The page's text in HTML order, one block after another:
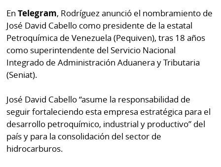
Cero
KM
Corprensa
Fácil
⌾
Hoy
por
⌾
Picante
⌾
Repregunta
⌾
Tal
Cual
⌾
Sabrina
Sin
Censura
EnTelegram, Rodríguez anunció el nombramiento de
José David Cabello como presidente de la estatal
Petroquímica de Venezuela (Pequiven), tras 18 años
como superintendente del Servicio Nacional
Integrado de Administración Aduanera y Tributaria
(Seniat).
José David Cabello “asume la responsabilidad de
seguir fortaleciendo esta empresa estratégica para el
desarrollo petroquímico, industrial y productivo” del
país y para la consolidación del sector de
hidrocarburos.